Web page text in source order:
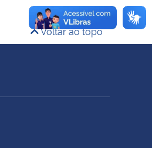
Voltar ao topo